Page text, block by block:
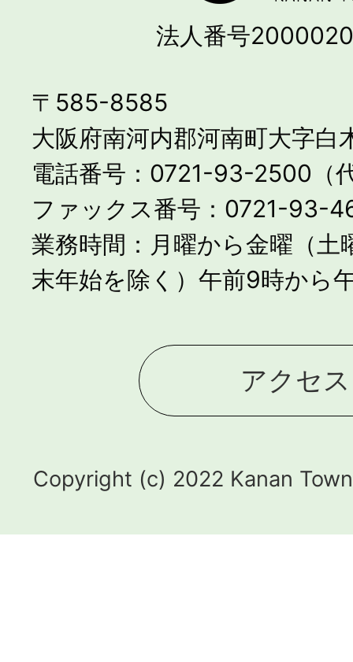
法人番号
〒585-8585
大阪府南河内郡河南町大字白
電話番号：0721-93-2500（
ファックス番号：0721-93-
業務時間：月曜から金曜（土
末年始を除く）午前9時から
アクセス
Copyright (c) 2022 Kanan